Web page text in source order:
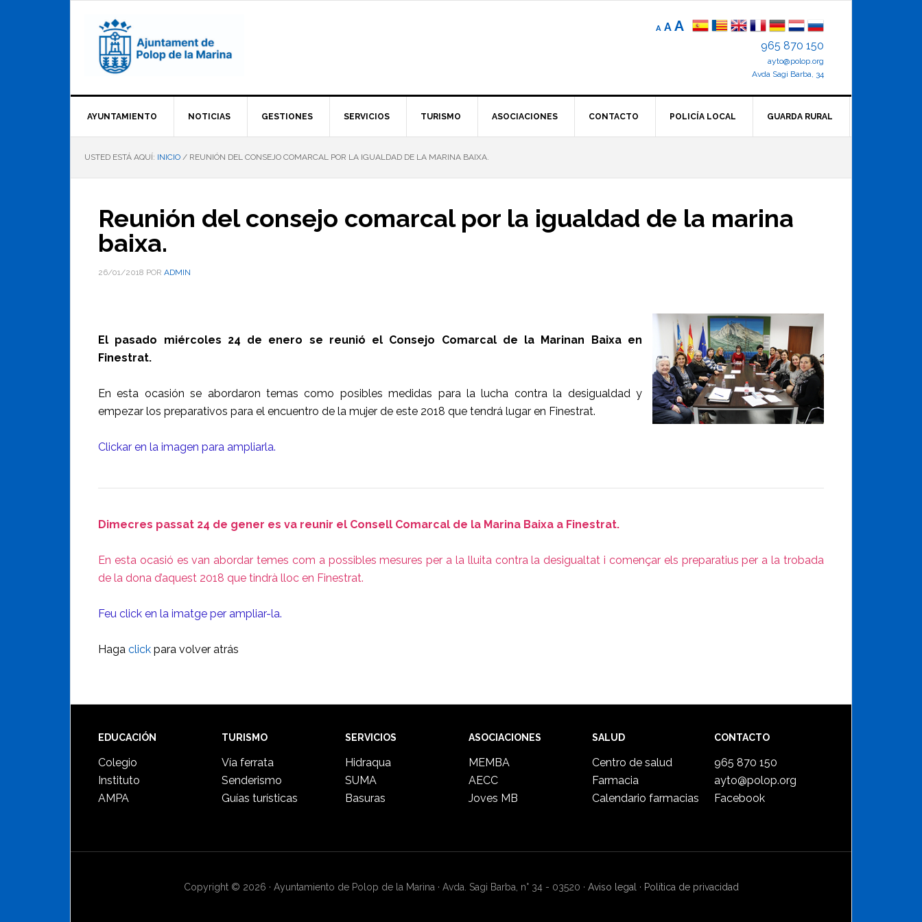
A
Reducir
elA Tamaño
AAumentar
de
letra
965 870 150
ayto@polop.org
Avda Sagi Barba, 34
AYUNTAMIENTO NOTICIAS GESTIONES SERVICIOS TURISMO ASOCIACIONES CONTACTO POLICÍA LOCAL GUARDA RURAL
USTED ESTÁ AQUÍ: INICIO / REUNIÓN DEL CONSEJO COMARCAL POR LA IGUALDAD DE LA MARINA BAIXA.
Reunión del consejo comarcal por la igualdad de la marina
baixa.
26/01/2018 POR ADMIN
El pasado miércoles 24 de enero se reunió el Consejo Comarcal de la Marinan Baixa en
Finestrat.
En esta ocasión se abordaron temas como posibles medidas para la lucha contra la desigualdad y
empezar los preparativos para el encuentro de la mujer de este 2018 que tendrá lugar en Finestrat.
Clickar en la imagen para ampliarla.
Dimecres passat 24 de gener es va reunir el Consell Comarcal de la Marina Baixa a Finestrat.
En esta ocasió es van abordar temes com a possibles mesures per a la lluita contra la desigualtat i començar els preparatius per a la trobada
de la dona d’aquest 2018 que tindrà lloc en Finestrat.
Feu click en la imatge per ampliar-la.
Haga click para volver atrás
Footer
EDUCACIÓN
Colegio
Instituto
AMPA
TURISMO
Vía ferrata
Senderismo
Guías turísticas
SERVICIOS
Hidraqua
SUMA
Basuras
ASOCIACIONES
MEMBA
AECC
Joves MB
SALUD
Centro de salud
Farmacia
Calendario farmacias
CONTACTO
965 870 150
ayto@polop.org
Facebook
Copyright © 2026 · Ayuntamiento de Polop de la Marina · Avda. Sagi Barba, n° 34 - 03520 · Aviso legal · Política de privacidad